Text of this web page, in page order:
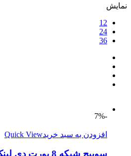
نمایش
12
24
36
-7%
افزودن به سبد خریدQuick View
سوییچ شبکه 8 پورت دی لینک DES-1008C